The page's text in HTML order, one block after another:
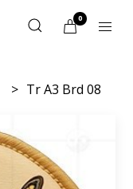
0
Tr A3 Brd 08